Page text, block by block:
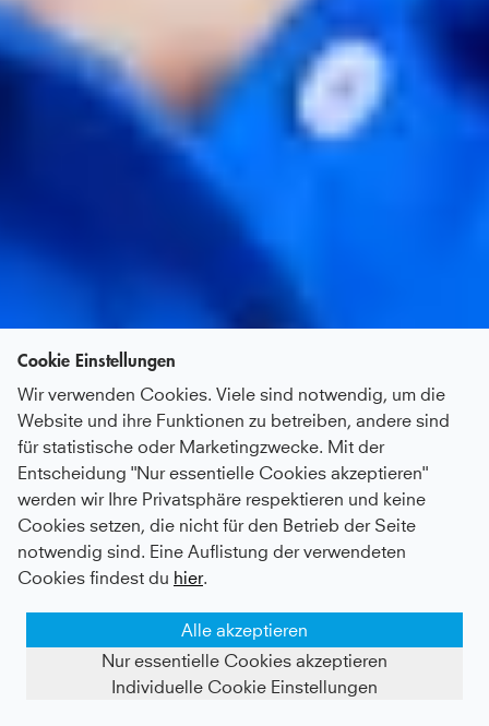
Cookie Einstellungen
Wir verwenden Cookies. Viele sind notwendig, um die
Website und ihre Funktionen zu betreiben, andere sind
für statistische oder Marketingzwecke. Mit der
Entscheidung "Nur essentielle Cookies akzeptieren"
werden wir Ihre Privatsphäre respektieren und keine
Cookies setzen, die nicht für den Betrieb der Seite
notwendig sind. Eine Auflistung der verwendeten
Cookies findest du hier.
Alle akzeptieren
Nur essentielle Cookies akzeptieren
Individuelle Cookie Einstellungen